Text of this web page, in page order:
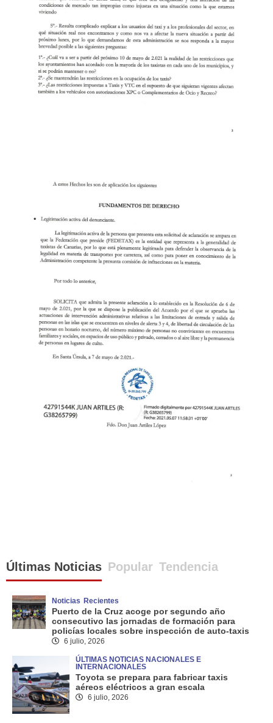
Últimas Noticias Popular Tendencia
Noticias Recientes
Puerto de la Cruz acoge por segundo año
consecutivo las jornadas de formación para
policías locales sobre inspección de auto-taxis
6 julio, 2026
ÚLTIMAS NOTICIAS NACIONALES E
INTERNACIONALES
Toyota se prepara para fabricar taxis
aéreos eléctricos a gran escala
6 julio, 2026